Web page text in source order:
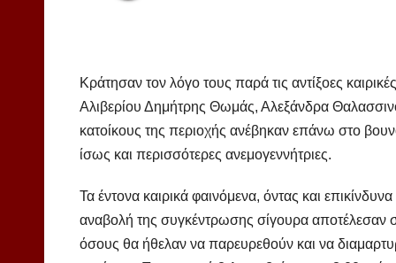
Κράτησαν τον λόγο τους παρά τις αντίξοες
Αλιβερίου Δημήτρης Θωμάς, Αλεξάνδρα
κατοίκους της περιοχής ανέβηκαν επάνω στο
ίσως και περισσότερες ανεμογεννήτριες.
Τα έντονα καιρικά φαινόμενα, όντας και
αναβολή της συγκέντρωσης σίγουρα αποτέλεσαν
όσους θα ήθελαν να παρευρεθούν και να